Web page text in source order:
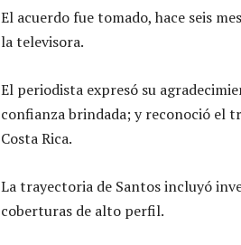
El acuerdo fue tomado, hace seis
la televisora.
El periodista expresó su
confianza brindada; y reconoció el
Costa Rica.
La trayectoria de Santos incluyó
coberturas de alto perfil.